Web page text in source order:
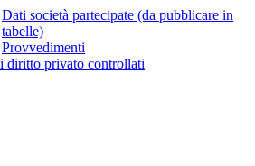
Dati società partecipate (da pubblicare in
tabelle)
Provvedimenti
diritto privato controllati